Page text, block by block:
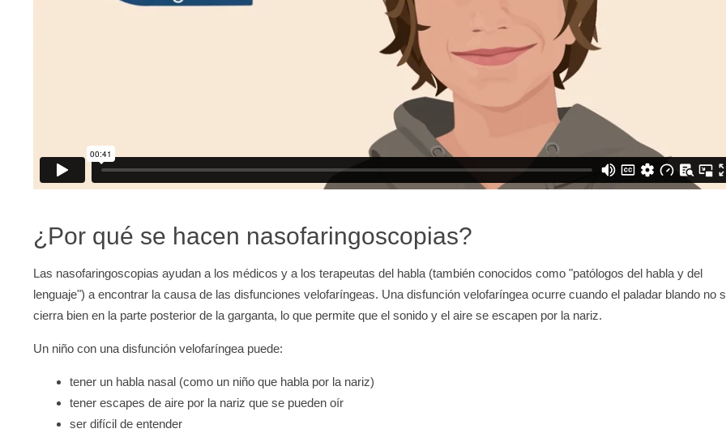
¿Por qué se hacen nasofaringoscopias?
Las nasofaringoscopias ayudan a los médicos y a los terapeutas del habla (también conocidos como "patólogos del habla y del
lenguaje") a encontrar la causa de las disfunciones velofaríngeas. Una disfunción velofaríngea ocurre cuando el paladar blando no
cierra bien en la parte posterior de la garganta, lo que permite que el sonido y el aire se escapen por la nariz.
Un niño con una disfunción velofaríngea puede:
tener un habla nasal (como un niño que habla por la nariz)
tener escapes de aire por la nariz que se pueden oír
ser difícil de entender